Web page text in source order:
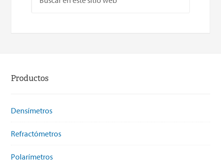
Productos
Densímetros
Refractómetros
Polarímetros